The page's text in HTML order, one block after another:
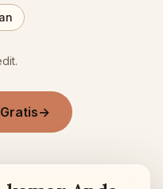
→